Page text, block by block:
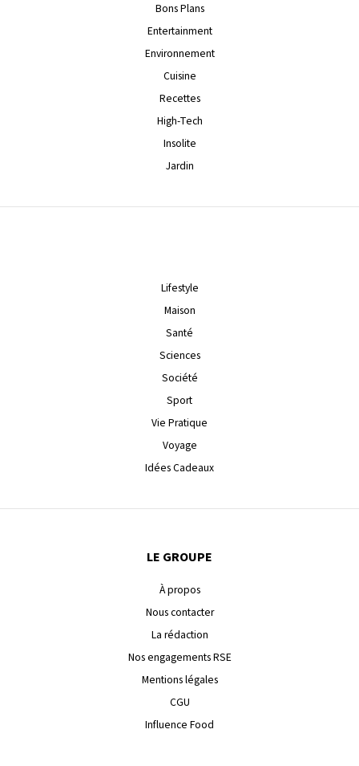
Bons Plans
Entertainment
Environnement
Cuisine
Recettes
High-Tech
Insolite
Jardin
Lifestyle
Maison
Santé
Sciences
Société
Sport
Vie Pratique
Voyage
Idées Cadeaux
LE GROUPE
À propos
Nous contacter
La rédaction
Nos engagements RSE
Mentions légales
CGU
Influence Food